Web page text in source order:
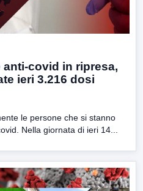
covid in ripresa,
ieri 3.216 dosi
le persone che si stanno
Nella giornata di ieri 14...